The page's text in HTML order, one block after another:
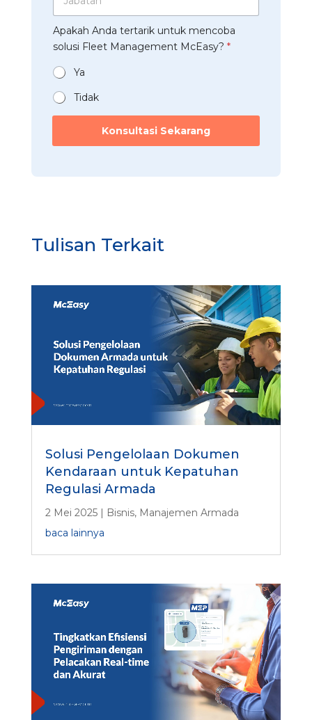
*
a
n
*
r
i
e
e
t
l
e
e
N
m
b
a
t
n
Apakah Anda tertarik untuk mencoba
solusi Fleet Management McEasy? *
Ya
Tidak
Konsultasi Sekarang
Tulisan Terkait
Solusi Pengelolaan Dokumen
Kendaraan untuk Kepatuhan
Regulasi Armada
2 Mei 2025| Bisnis, Manajemen Armada
baca lainnya